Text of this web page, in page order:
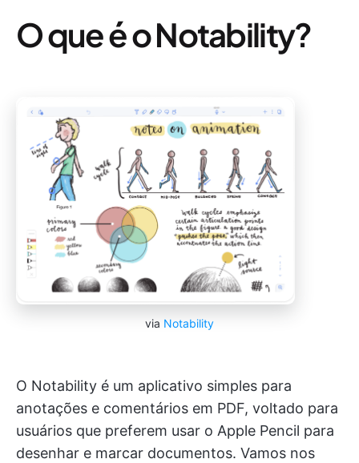
O que é o Notability?
via Notability
O Notability é um aplicativo simples para
anotações e comentários em PDF, voltado para
usuários que preferem usar o Apple Pencil para
desenhar e marcar documentos. Vamos nos